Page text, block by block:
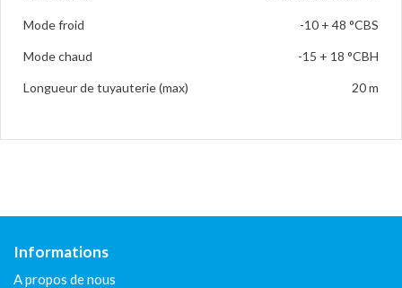
Mode froid -10 + 48 °CBS
Mode chaud -15 + 18 °CBH
Longueur de tuyauterie (max) 20 m
Informations
A propos de nous